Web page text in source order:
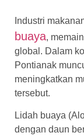
Industri
buaya,
global. Dalam
Pontianak
meningkatkan
tersebut.
Lidah buaya
dengan daun